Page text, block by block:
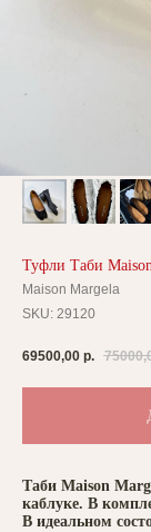
Туфли Таби
Maison Margela
SKU: 29120
69500,00 р.
Таби Maison
каблуке. В
В идеальном